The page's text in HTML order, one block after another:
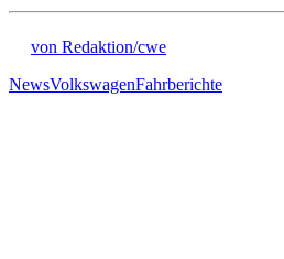
von Redaktion/cwe
NewsVolkswagenFahrberichte